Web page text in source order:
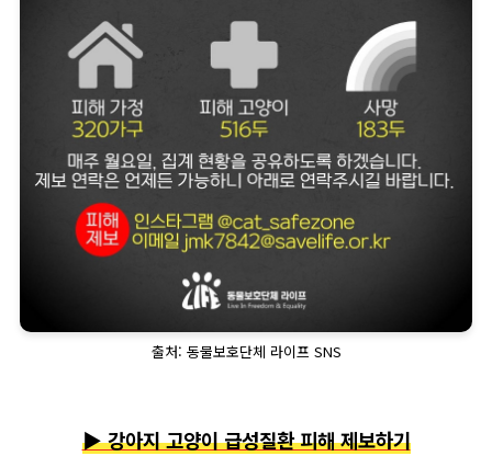
출처: 동물보호단체 라이프 SNS
▶ 강아지 고양이 급성질환 피해 제보하기